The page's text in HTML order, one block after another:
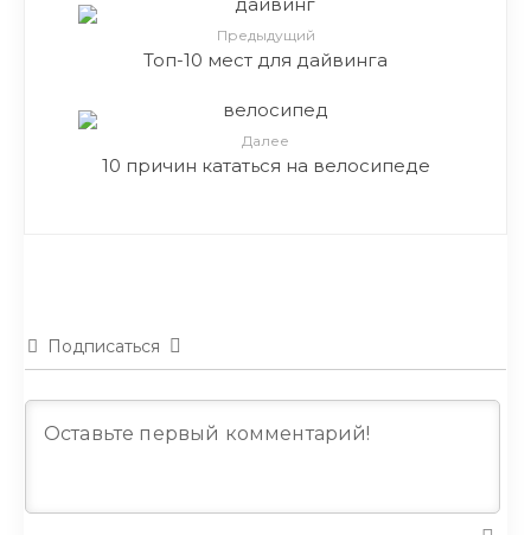
Предыдущий
Топ-10 мест для дайвинга
Далее
10 причин кататься на велосипеде
Подписаться